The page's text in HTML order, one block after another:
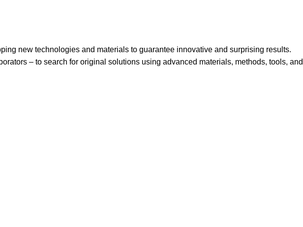
new technologies and materials to guarantee innovative and surprising results.
– to search for original solutions using advanced materials, methods, tools, and